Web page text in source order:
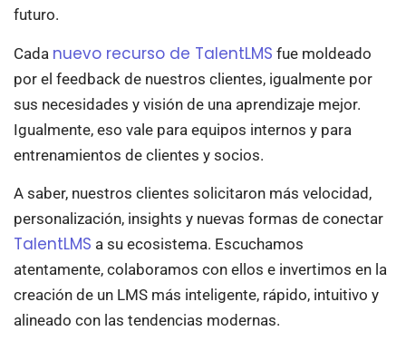
futuro.
Cada nuevo recurso de TalentLMS fue moldeado
por el feedback de nuestros clientes, igualmente por
sus necesidades y visión de una aprendizaje mejor.
Igualmente, eso vale para equipos internos y para
entrenamientos de clientes y socios.
A saber, nuestros clientes solicitaron más velocidad,
personalización, insights y nuevas formas de conectar
TalentLMS a su ecosistema. Escuchamos
atentamente, colaboramos con ellos e invertimos en la
creación de un LMS más inteligente, rápido, intuitivo y
alineado con las tendencias modernas.